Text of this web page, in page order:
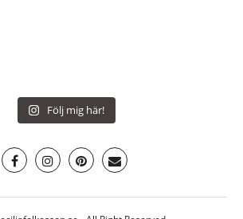
Följ mig här!